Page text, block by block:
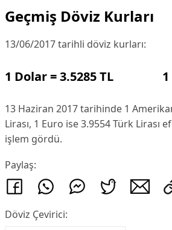
Geçmiş Döviz Kurları
13/06/2017 tarihli döviz kurları:
1 Dolar = 3.5285 TL
13 Haziran 2017 tarihinde 1
Lirası, 1 Euro ise 3.9554 Türk Lirası
işlem gördü.
Paylaş:
Döviz Çevirici: